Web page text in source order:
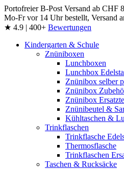
Portofreier B-Post Versand ab CHF
Mo-Fr vor 14 Uhr bestellt, Versand
★ 4.9 | 400+ Bewertungen
Kindergarten & Schule
Znüniboxen
Lunchboxen
Lunchbox
Znünibox selber
Znünibox
Znünibox
Znünibeutel &
Kühltaschen &
Trinkflaschen
Trinkflasche
Thermosflasche
Trinkflaschen
Taschen & Rucksäcke